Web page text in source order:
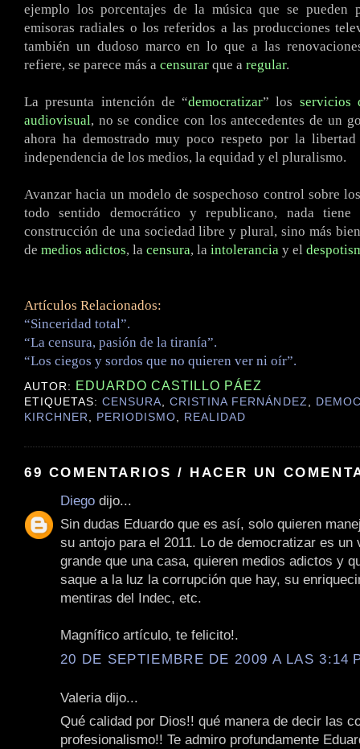
ejemplo los porcentajes de la música que se pueden
emisoras radiales o los referidos a las producciones
también un dudoso marco en lo que a las
refiere, se parece más a censurar que a regular.
La presunta intención de “democratizar” los servicios
audiovisual, no se condice con los antecedentes de un
ahora ha demostrado muy poco respeto por la
independencia de los medios, la equidad y el pluralismo.
Avanzar hacia un modelo de sospechoso control sobre
todo sentido democrático y republicano, nada
construcción de una sociedad libre y plural, sino más
de medios adictos, la censura, la intolerancia y el
Artículos Relacionados:
“Sinceridad total”.
“La censura, pasión de la tiranía”.
“Los ciegos y sordos que no quieren ver ni oír”.
AUTOR: EDUARDO CASTILLO PÁEZ
ETIQUETAS:CENSURA,CRISTINA FERNÁNDEZ,
KIRCHNER, PERIODISMO, REALIDAD
69 COMENTARIOS / HACER UN
Diego dijo...
Sin dudas Eduardo que es así, solo quieren
su antojo para el 2011. Lo de democratizar es un
grande que una casa, quieren medios adictos y
saque a la luz la corrupción que hay, su
mentiras del Indec, etc.
Magnífico artículo, te felicito!.
20 DE SEPTIEMBRE DE 2009 A LAS 3:14
Valeria dijo...
Qué calidad por Dios!! qué manera de decir las
profesionalismo!! Te admiro profundamente